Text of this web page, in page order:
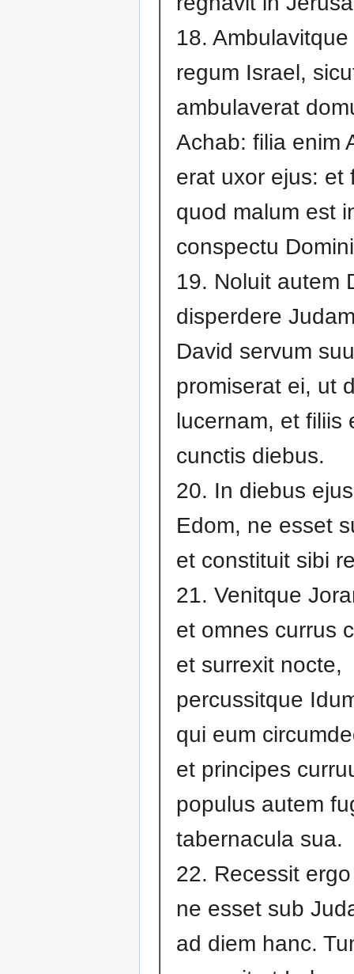
18.
regum Israel,
ambulaverat
Achab: filia enim
erat uxor ejus: et
quod malum est
conspectu
19. Noluit autem
disperdere
David servum
promiserat ei, ut
lucernam, et filiis
cunctis diebus.
20. In diebus
Edom, ne esset
et constituit sibi
21. Venitque
et omnes currus
et surrexit nocte,
percussitque
qui eum
et principes
populus autem
tabernacula sua.
22. Recessit
ne esset sub
ad diem hanc.